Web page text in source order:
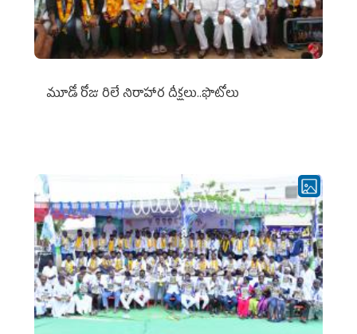
మూడో రోజు రిలే నిరాహార దీక్షలు..ఫొటోలు